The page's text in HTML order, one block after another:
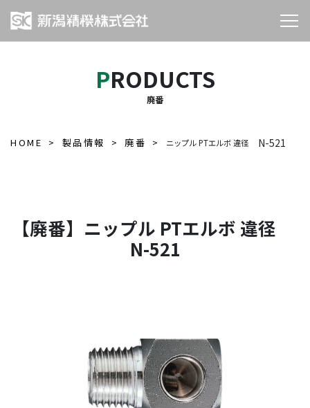
PRODUCTS
廃番
HOME 製品情報 廃番 ニップル PTエルボ 違径N-521
【廃番】ニップル PTエルボ 違径
N-521